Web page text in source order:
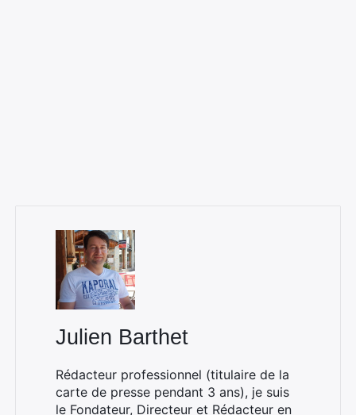
Julien Barthet
Rédacteur professionnel (titulaire de la
carte de presse pendant 3 ans), je suis
le Fondateur, Directeur et Rédacteur en